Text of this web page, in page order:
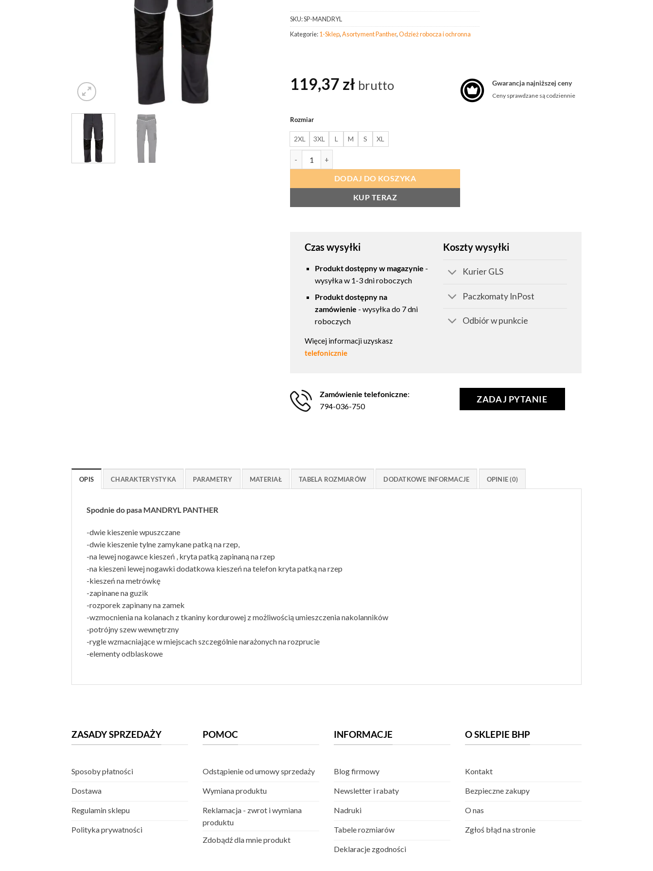
SKU:SP-MANDRYL
Kategorie:1-Sklep,Asortyment Panther,Odzież robocza i ochronna
119,37 zł brutto
Rozmiar
2XL 3XL L M S
XL
DODAJ DO KOSZYKA
KUP TERAZ
Gwarancja najniższej ceny
Ceny sprawdzane są codziennie
Czas wysyłki
Produkt dostępny w magazynie -
wysyłka w 1-3 dni roboczych
Produkt dostępny na
zamówienie - wysyłka do 7 dni
roboczych
Więcej informacji uzyskasz
telefonicznie
Koszty wysyłki
Kurier GLS
Paczkomaty InPost
Odbiór w punkcie
Zamówienie telefoniczne:
794-036-750
ZADAJ PYTANIE
OPIS CHARAKTERYSTYKA PARAMETRY MATERIAŁ TABELA ROZMIARÓW DODATKOWE INFORMACJE OPINIE (0)
Spodnie do pasa MANDRYL PANTHER
-dwie kieszenie wpuszczane
-dwie kieszenie tylne zamykane patką na rzep,
-na lewej nogawce kieszeń , kryta patką zapinaną na rzep
-na kieszeni lewej nogawki dodatkowa kieszeń na telefon kryta patką na rzep
-kieszeń na metrówkę
-zapinane na guzik
-rozporek zapinany na zamek
-wzmocnienia na kolanach z tkaniny kordurowej z możliwością umieszczenia nakolanników
-potrójny szew wewnętrzny
-rygle wzmacniające w miejscach szczególnie narażonych na rozprucie
-elementy odblaskowe
ZASADY SPRZEDAŻY
Sposoby płatności
Dostawa
Regulamin sklepu
Polityka prywatności
POMOC
Odstąpienie od umowy sprzedaży
Wymiana produktu
Reklamacja - zwrot i wymiana
produktu
Zdobądź dla mnie produkt
INFORMACJE
Blog firmowy
Newsletter i rabaty
Nadruki
Tabele rozmiarów
Deklaracje zgodności
O SKLEPIE BHP
Kontakt
Bezpieczne zakupy
O nas
Zgłoś błąd na stronie